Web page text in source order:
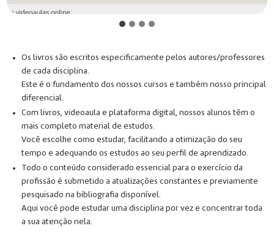
Os livros são escritos especificamente pelos autores/professores
de cada disciplina.
Este é o fundamento dos nossos cursos e também nosso principal
diferencial.
Com livros, videoaula e plataforma digital, nossos alunos têm o
mais completo material de estudos.
Você escolhe como estudar, facilitando a otimização do seu
tempo e adequando os estudos ao seu perfil de aprendizado.
Todo o conteúdo considerado essencial para o exercício da
profissão é submetido a atualizações constantes e previamente
pesquisado na bibliografia disponível.
Aqui você pode estudar uma disciplina por vez e concentrar toda
a sua atenção nela.